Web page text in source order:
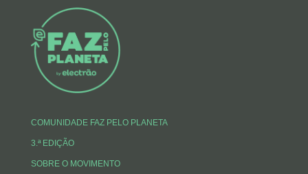
COMUNIDADE FAZ PELO PLANETA
3.ª EDIÇÃO
SOBRE O MOVIMENTO